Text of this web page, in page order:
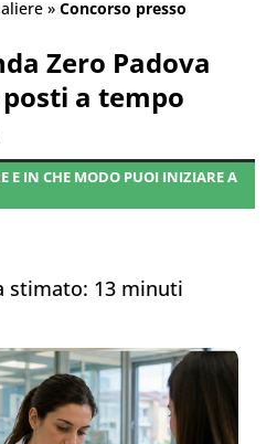
» Concorso presso
Zero Padova
a tempo
E IN CHE MODO PUOI INIZIARE A
stimato: 13 minuti